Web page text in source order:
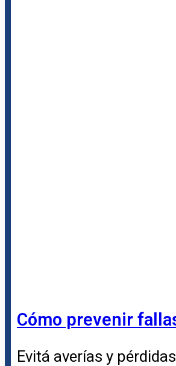
Cómo prevenir
Evitá averías y